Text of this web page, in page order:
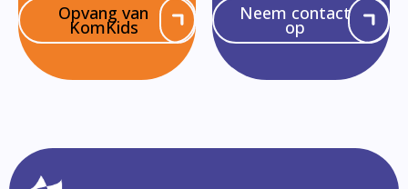
Opvang van
KomKids
Neem contact
op